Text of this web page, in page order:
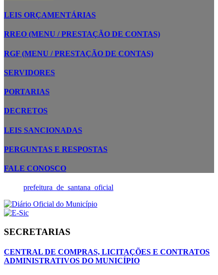
LEIS ORÇAMENTÁRIAS
RREO (MENU / PRESTAÇÃO DE CONTAS)
RGF (MENU / PRESTAÇÃO DE CONTAS)
SERVIDORES
PORTARIAS
DECRETOS
LEIS SANCIONADAS
PERGUNTAS E RESPOSTAS
FALE CONOSCO
prefeitura_de_santana_oficial
SECRETARIAS
CENTRAL DE COMPRAS, LICITAÇÕES E CONTRATOS
ADMINISTRATIVOS DO MUNICÍPIO